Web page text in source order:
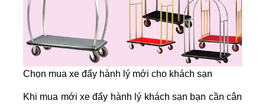
Chọn mua xe đẩy hành lý mới cho khách sạn
Khi mua mới xe đẩy hành lý khách sạn bạn cần cân